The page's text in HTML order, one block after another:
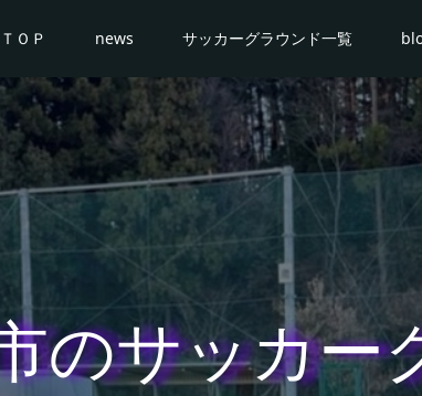
ＴＯＰ news サッカーグラウンド一覧
のサッカー